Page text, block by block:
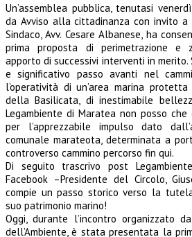
Un’assemblea pubblica, tenutasi
da Avviso alla cittadinanza con invito
Sindaco, Avv. Cesare Albanese, ha
prima proposta di perimetrazione e
apporto di successivi interventi in
e significativo passo avanti nel
l’operatività di un’area marina
della Basilicata, di inestimabile
Legambiente di Maratea non posso
per l’apprezzabile impulso dato
comunale marateota, determinata a
controverso cammino percorso fin qui.
Di seguito trascrivo post
Facebook –Presidente del Circolo,
compie un passo storico verso la
suo patrimonio marino!
Oggi, durante l’incontro organizzato
dell’Ambiente, è stata presentata la